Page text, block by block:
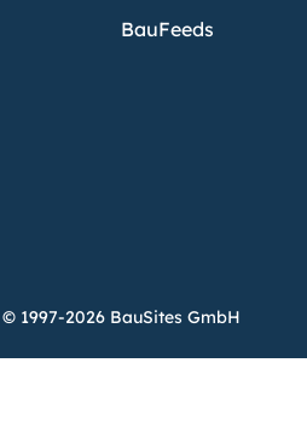
BauFeeds
© 1997-2026 BauSites GmbH